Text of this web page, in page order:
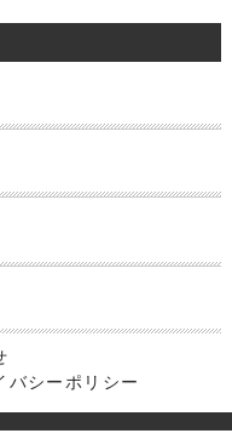
バシーポリシー